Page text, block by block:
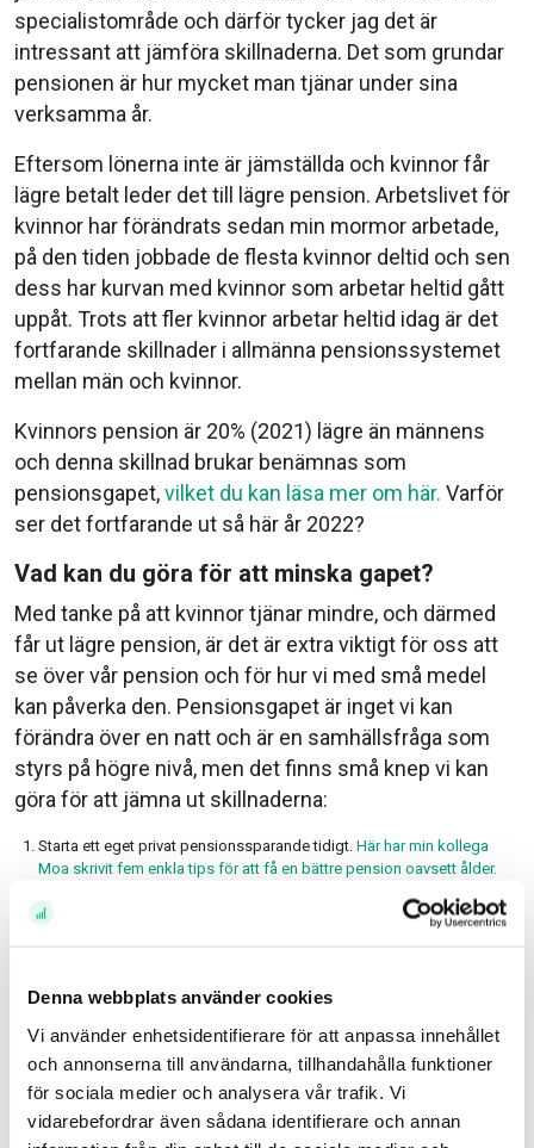
Denna webbplats använder cookies
Vi använder enhetsidentifierare för att anpassa innehållet
och annonserna till användarna, tillhandahålla funktioner
för sociala medier och analysera vår trafik. Vi
vidarebefordrar även sådana identifierare och annan
specialistområde och därför tycker jag det är
intressant att jämföra skillnaderna. Det som grundar
pensionen är hur mycket man tjänar under sina
verksamma år.
Eftersom lönerna inte är jämställda och kvinnor får
lägre betalt leder det till lägre pension. Arbetslivet för
kvinnor har förändrats sedan min mormor arbetade,
på den tiden jobbade de flesta kvinnor deltid och sen
dess har kurvan med kvinnor som arbetar heltid gått
uppåt. Trots att fler kvinnor arbetar heltid idag är det
fortfarande skillnader i allmänna pensionssystemet
mellan män och kvinnor.
Kvinnors pension är 20% (2021) lägre än männens
och denna skillnad brukar benämnas som
pensionsgapet,vilket du kan läsa mer om här. Varför
ser det fortfarande ut så här år 2022?
Vad kan du göra för att minska gapet?
Med tanke på att kvinnor tjänar mindre, och därmed
får ut lägre pension, är det är extra viktigt för oss att
se över vår pension och för hur vi med små medel
kan påverka den. Pensionsgapet är inget vi kan
förändra över en natt och är en samhällsfråga som
styrs på högre nivå, men det finns små knep vi kan
göra för att jämna ut skillnaderna:
Starta ett eget privat pensionssparande tidigt. Här har min kollega
Moa skrivit fem enkla tips för att få en bättre pension oavsett ålder.
Se över avgifterna på dina tjänstepensioner.
Testa även vår nya
flyttjänst av tjänstepension – Pensionsjakten och se hur mycket du
kan överföra PPM-rätter till sin partner för att få lite bättre pension
trots lägre inkomst.Du kan själv välja hur länge det ska gälla och gör
Hur kan vi inspirera varandra?
Frågeställningar om varför det ser ut som det gör och